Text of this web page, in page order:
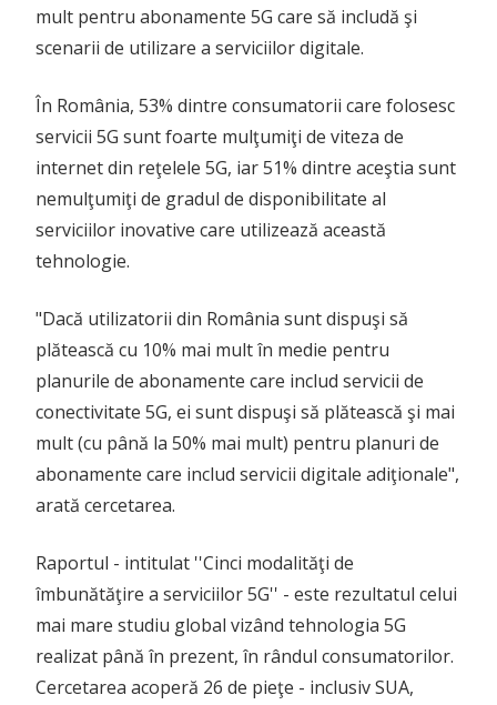
mult pentru abonamente 5G care să includă şi
scenarii de utilizare a serviciilor digitale.
În România, 53% dintre consumatorii care folosesc
servicii 5G sunt foarte mulţumiţi de viteza de
internet din reţelele 5G, iar 51% dintre aceştia sunt
nemulţumiţi de gradul de disponibilitate al
serviciilor inovative care utilizează această
tehnologie.
"Dacă utilizatorii din România sunt dispuşi să
plătească cu 10% mai mult în medie pentru
planurile de abonamente care includ servicii de
conectivitate 5G, ei sunt dispuşi să plătească şi mai
mult (cu până la 50% mai mult) pentru planuri de
abonamente care includ servicii digitale adiţionale",
arată cercetarea.
Raportul - intitulat ''Cinci modalităţi de
îmbunătăţire a serviciilor 5G'' - este rezultatul celui
mai mare studiu global vizând tehnologia 5G
realizat până în prezent, în rândul consumatorilor.
Cercetarea acoperă 26 de pieţe - inclusiv SUA,